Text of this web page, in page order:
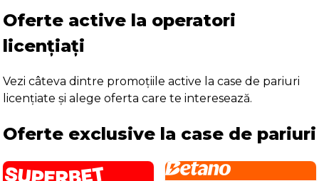
Oferte active la operatori
licențiați
Vezi câteva dintre promoțiile active la case de pariuri
licențiate și alege oferta care te interesează.
Oferte exclusive la case de pariuri